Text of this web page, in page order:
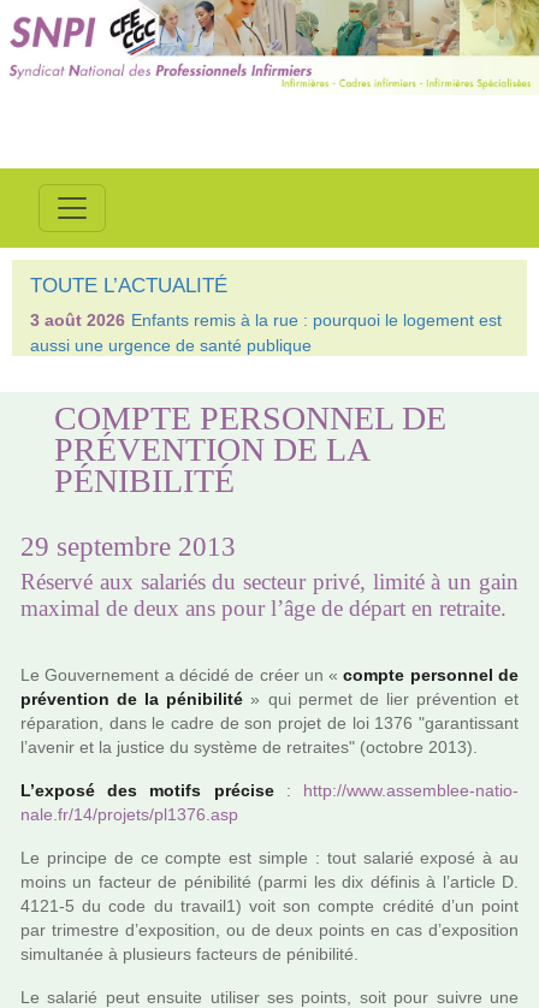
TOUTE L’ACTUALITÉ
3 août 2026 Enfants remis à la rue : pourquoi le logement est
aussi une urgence de santé publique
COMPTE PERSONNEL DE
PRÉVENTION DE LA
PÉNIBILITÉ
29 septembre 2013
Réservé aux salariés du secteur privé, limité à un gain
maximal de deux ans pour l’âge de départ en retraite.
Le Gouvernement a décidé de créer un «compte per­son­nel de
pré­ven­tion de la péni­bi­lité » qui permet de lier pré­ven­tion et
répa­ra­tion, dans le cadre de son projet de loi 1376 "garan­tis­sant
l’avenir et la jus­tice du sys­tème de retrai­tes" (octo­bre 2013).
L’exposé des motifs pré­cise: http://www.assem­blee-natio­
nale.fr/14/pro­jets/pl1376.asp
Le prin­cipe de ce compte est simple : tout sala­rié exposé à au
moins un fac­teur de péni­bi­lité (parmi les dix défi­nis à l’arti­cle D.
4121-5 du code du tra­vail1) voit son compte cré­dité d’un point
par tri­mes­tre d’expo­si­tion, ou de deux points en cas d’expo­si­tion
simul­ta­née à plu­sieurs fac­teurs de péni­bi­lité.
Le sala­rié peut ensuite uti­li­ser ses points, soit pour suivre une